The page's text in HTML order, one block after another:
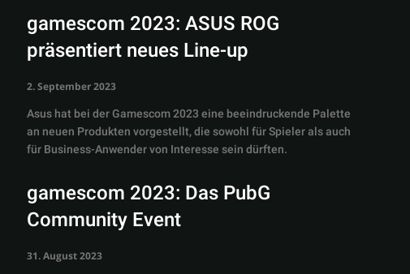
gamescom 2023: ASUS ROG
präsentiert neues Line-up
2. September 2023
Asus hat bei der Gamescom 2023 eine beeindruckende Palette
an neuen Produkten vorgestellt, die sowohl für Spieler als auch
für Business-Anwender von Interesse sein dürften.
gamescom 2023: Das PubG
Community Event
31. August 2023